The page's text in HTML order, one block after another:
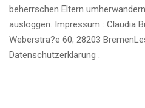
beherrschen Eltern
ausloggen. Impressum : Claudia
Weberstra?e 60; 28203
Datenschutzerklarung .